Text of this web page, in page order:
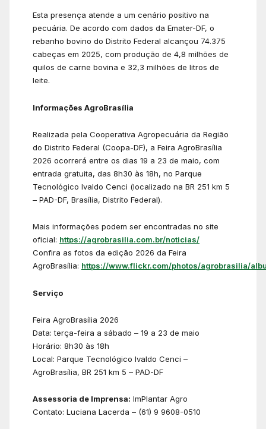
Esta presença atende a um cenário positivo na
pecuária. De acordo com dados da Emater-DF, o
rebanho bovino do Distrito Federal alcançou 74.375
cabeças em 2025, com produção de 4,8 milhões de
quilos de carne bovina e 32,3 milhões de litros de
leite.
Informações AgroBrasília
Realizada pela Cooperativa Agropecuária da Região
do Distrito Federal (Coopa-DF), a Feira AgroBrasília
2026 ocorrerá entre os dias 19 a 23 de maio, com
entrada gratuita, das 8h30 às 18h, no Parque
Tecnológico Ivaldo Cenci (localizado na BR 251 km 5
– PAD-DF, Brasília, Distrito Federal).
Mais informações podem ser encontradas no site
oficial: https://agrobrasilia.com.br/noticias/
Confira as fotos da edição 2026 da Feira
AgroBrasília: https://www.flickr.com/photos/agrobrasilia/
Serviço
Feira AgroBrasília 2026
Data: terça-feira a sábado – 19 a 23 de maio
Horário: 8h30 às 18h
Local: Parque Tecnológico Ivaldo Cenci –
AgroBrasília, BR 251 km 5 – PAD-DF
Assessoria de Imprensa: ImPlantar Agro
Contato: Luciana Lacerda – (61) 9 9608-0510